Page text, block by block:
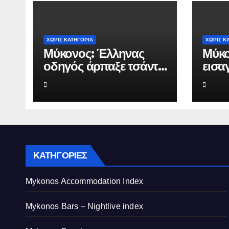
ΧΩΡΊΣ ΚΑΤΗΓΟΡΊΑ
Μύκονος: Έλληνας
οδηγός άρπαξε τσάντα
Hermès και Rolex
αξίας 75.000 ευρώ
από Ουκρανό
ΧΩΡΊΣ
που
KΑΤΗΓΟΡΊΕΣ
Mykonos Accommodation Index
Mykonos Bars – Nightlive index